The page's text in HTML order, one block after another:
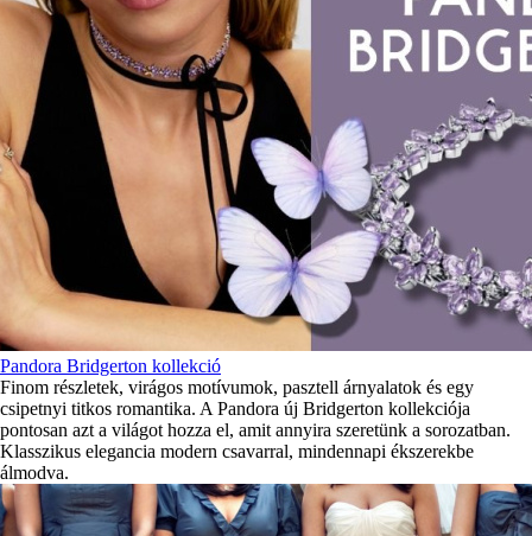
Pandora Bridgerton kollekció
Finom részletek, virágos motívumok, pasztell árnyalatok és egy
csipetnyi titkos romantika. A Pandora új Bridgerton kollekciója
pontosan azt a világot hozza el, amit annyira szeretünk a sorozatban.
Klasszikus elegancia modern csavarral, mindennapi ékszerekbe
álmodva.